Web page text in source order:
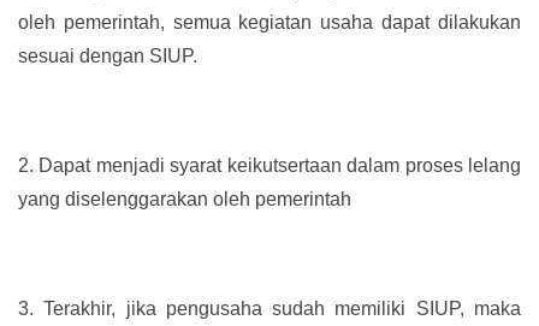
oleh pemerintah, semua kegiatan usaha dapat dilakukan
sesuai dengan SIUP.
2. Dapat menjadi syarat keikutsertaan dalam proses lelang
yang diselenggarakan oleh pemerintah
3. Terakhir, jika pengusaha sudah memiliki SIUP, maka